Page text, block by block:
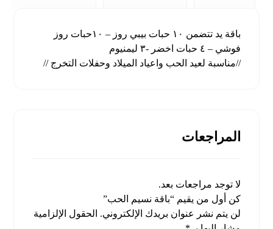
باقة يد تتضمن ١٠ حبات بيبي روز – ١٠حبات روز
فوشي – ٤ حبات اخضر -٣ ليمنيوم
//مناسبة لعيد الحب واعياد الميلاد وحفلات التخرج //
المراجعات
لا توجد مراجعات بعد.
كن أول من يقيم “باقة نسيم الحب”
لن يتم نشر عنوان بريدك الإلكتروني. الحقول الإلزامية